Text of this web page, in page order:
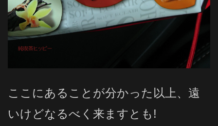
ここにあることが分かった以上、遠
いけどなるべく来ますとも!